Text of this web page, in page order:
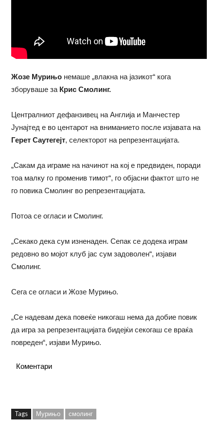
Жозе Мурињонемаше „влакна на јазикот“ кога
зборуваше за Крис Смолинг.
Централниот дефанзивец на Англија и Манчестер
Јунајтед е во центарот на вниманието после изјавата на
Герет Саутегејт, селекторот на репрезентацијата.
„Сакам да играме на начинот на кој е предвиден, поради
тоа малку го променив тимот“, го објасни фактот што не
го повика Смолинг во репрезентацијата.
Потоа се огласи и Смолинг.
„Секако дека сум изненаден. Сепак се додека играм
редовно во мојот клуб јас сум задоволен“, изјави
Смолинг.
Сега се огласи и Жозе Мурињо.
„Се надевам дека повеќе никогаш нема да добие повик
да игра за репрезентацијата бидејќи секогаш се враќа
повреден“, изјави Мурињо.
Коментари
Tags Мурињо смолинг